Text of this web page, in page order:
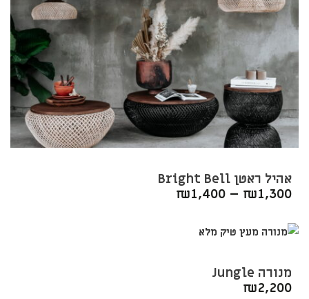
אהיל ראטן Bright Bell
₪1,300
–
₪1,400
מנורה Jungle
₪2,200